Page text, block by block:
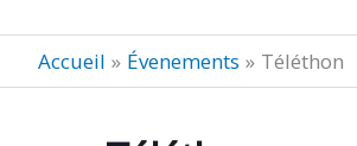
Accueil Évenements Téléthon